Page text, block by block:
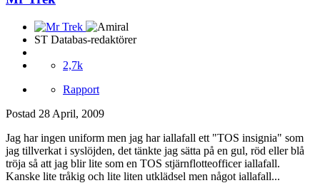
ST Databas-redaktörer
2,7k
Rapport
Postad 28 April, 2009
Jag har ingen uniform men jag har iallafall ett "TOS insignia" som
jag tillverkat i syslöjden, det tänkte jag sätta på en gul, röd eller blå
tröja så att jag blir lite som en TOS stjärnflotteofficer iallafall.
Kanske lite tråkig och lite liten utklädsel men något iallafall...